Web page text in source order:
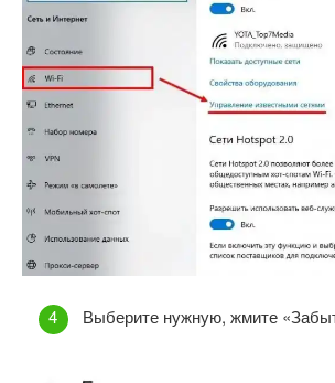
Выберите нужную, жмите